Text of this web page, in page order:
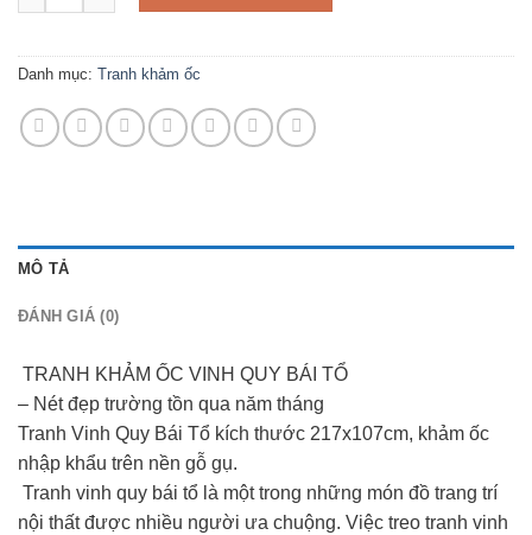
Danh mục: Tranh khảm ốc
MÔ TẢ
ĐÁNH GIÁ (0)
TRANH KHẢM ỐC VINH QUY BÁI TỔ
– Nét đẹp trường tồn qua năm tháng
Tranh Vinh Quy Bái Tổ kích thước 217x107cm, khảm ốc
nhập khẩu trên nền gỗ gụ.
Tranh vinh quy bái tổ là một trong những món đồ trang trí
nội thất được nhiều người ưa chuộng. Việc treo tranh vinh